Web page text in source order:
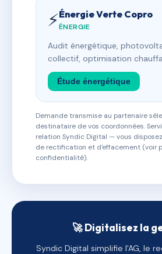
⚡Énergie Verte Copro
ÉNERGIE
Audit énergétique,
collectif, optimisation
Étude énergétique
Demande transmise au partenaire
destinataire de vos coordonnées.
relation Syndic Digital — vous
de rectification et d'effacement (voir
confidentialité).
🚀 Digitalisez la
Syndic Digital simplifie l'AG, le